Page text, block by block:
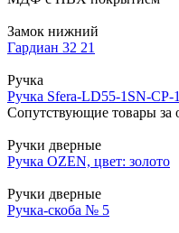
Замок нижний
Гардиан 32 21
Ручка
Ручка Sfera-LD55-1SN-CP-1
Сопутствующие товары за
Ручки дверные
Ручка OZEN, цвет: золото
Ручки дверные
Ручка-скоба № 5
Если вы не хотите,
настройте ограничения